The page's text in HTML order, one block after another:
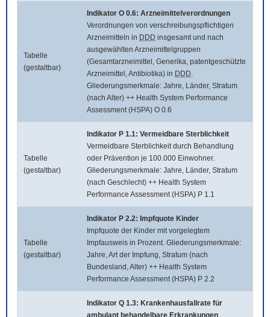
Tabelle
(gestaltbar)
Indikator O 0.6: Arzneimittelverordnungen
Verordnungen von verschreibungspflichtigen
Arzneimitteln in DDD insgesamt und nach
ausgewählten Arzneimittelgruppen
(Gesamtarzneimittel, Generika, patentgeschützte
Arzneimittel, Antibiotika) in DDD.
Gliederungsmerkmale: Jahre, Länder, Stratum
(nach Alter) ++ Health System Performance
Assessment (HSPA) O 0.6
Tabelle
(gestaltbar)
Indikator P 1.1: Vermeidbare Sterblichkeit
Vermeidbare Sterblichkeit durch Behandlung
oder Prävention je 100.000 Einwohner.
Gliederungsmerkmale: Jahre, Länder, Stratum
(nach Geschlecht) ++ Health System
Performance Assessment (HSPA) P 1.1
Tabelle
(gestaltbar)
Indikator P 2.2: Impfquote Kinder
Impfquote der Kinder mit vorgelegtem
Impfausweis in Prozent. Gliederungsmerkmale:
Jahre, Art der Impfung, Stratum (nach
Bundesland, Alter) ++ Health System
Performance Assessment (HSPA) P 2.2
Indikator Q 1.3: Krankenhausfallrate für